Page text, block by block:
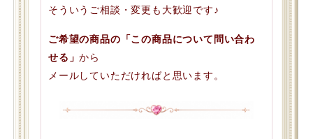
そういうご相談・変更も大歓迎です♪
ご希望の商品の「この商品について問い合わ
せる」から
メールしていただければと思います。